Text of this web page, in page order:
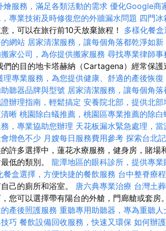
燴服務，滿足各類活動的需求 優化Google商
專業技術及時修復您的外牆漏水問題 四門
，可以在旅行前10天放棄旅程！ 多樣化餐
網站 居家清潔服務，讓每個角落都乾淨如新
家公司，為你提供搬家服務 尋找專業律師
們的目的地卡塔赫納（Cartagena）經常保護
理專業服務，為您提供健康、舒適的產後恢復
聽器品牌與型號 居家清潔服務，讓每個角
辦理指南，輕鬆搞定 安養院北部，提供北
晰 桃園除白蟻推薦，桃園區專業推薦的除白
，專業協助您辦理 天花板漏水緊急處理，
增色不少 月嫂每日服務費用參考 探索台北
許多選擇中，蓮花水療服務，健身房，賭
低的類別。 龍潭地區的眼科診所，提供專業
餐盒選擇，方便快捷的餐飲服務 台中整脊療程
己的廁所和浴室。
唐六典專業治療 台灣土
您可以選擇帶有陽台的外艙，門廊艙或套房。
產後照護服務 重聽專用助聽器，專為重聽
巧 餐飲設備回收服務，快速又環保 如何辦